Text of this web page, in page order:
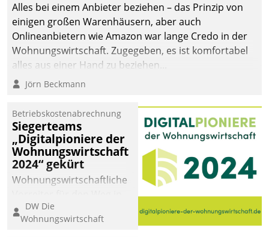
Alles bei einem Anbieter beziehen – das Prinzip von
einigen großen Warenhäusern, aber auch
Onlineanbietern wie Amazon war lange Credo in der
Wohnungswirtschaft. Zugegeben, es ist komfortabel
alles aus einer Hand zu beziehen...
Jörn Beckmann
Betriebskostenabrechnung
Siegerteams
„Digitalpioniere der
Wohnungswirtschaft
2024“ gekürt
Wohnungswirtschaftliche
eine digitale Zukunft zu
finden, ist das Ziel des
DW Die
Wohnungswirtschaft